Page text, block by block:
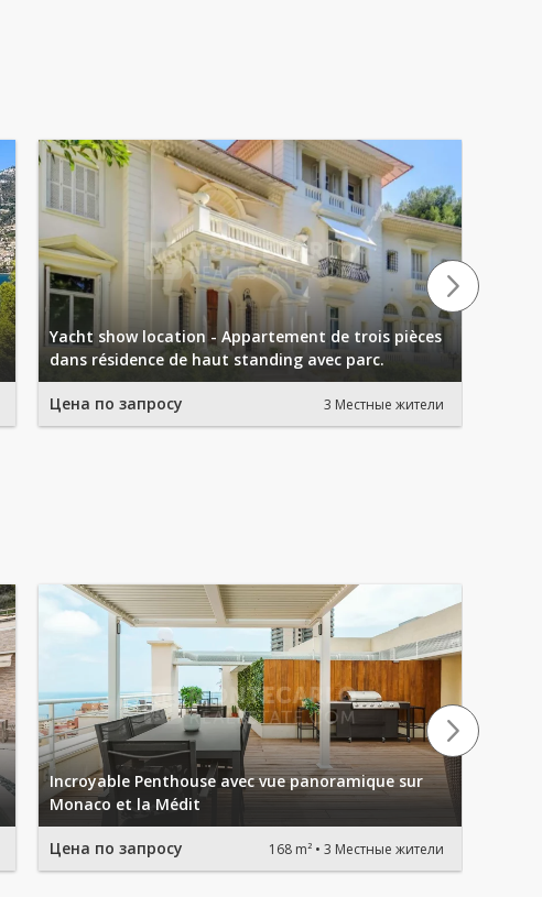
Yacht show location - Appartement de trois pièces
dans résidence de haut standing avec parc.
Цена по запросу 3 Местные жители
Incroyable Penthouse avec vue panoramique sur
Monaco et la Médit
Цена по запросу 168 m² 3 Местные жители